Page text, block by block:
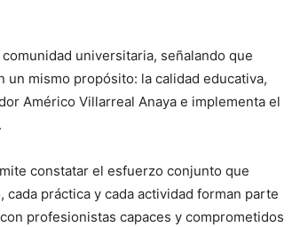
universitaria, señalando que
mismo propósito: la calidad educativa,
Américo Villarreal Anaya e implementa el
constatar el esfuerzo conjunto que
práctica y cada actividad forman parte
profesionistas capaces y comprometidos